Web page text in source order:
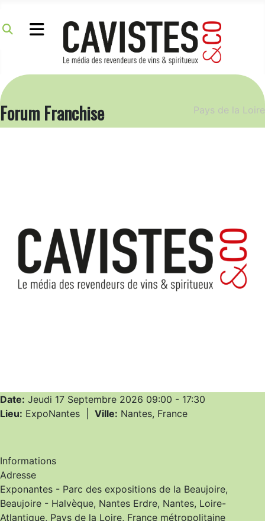
Forum Franchise Pays de la Loire
Date: Jeudi 17 Septembre 2026 09:00 - 17:30
Lieu: ExpoNantes Ville: Nantes, France
Informations
Adresse
Exponantes - Parc des expositions de la Beaujoire,
Beaujoire - Halvèque, Nantes Erdre, Nantes, Loire-
Atlantique, Pays de la Loire, France métropolitaine